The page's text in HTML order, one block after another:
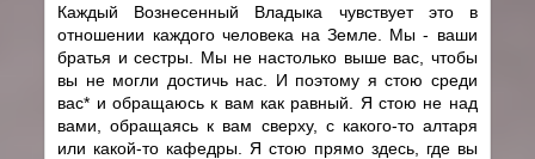
Каждый Вознесенный Владыка чувствует это в
отношении каждого человека на Земле. Мы - ваши
братья и сестры. Мы не настолько выше вас, чтобы
вы не могли достичь нас. И поэтому я стою среди
вас* и обращаюсь к вам как равный. Я стою не над
вами, обращаясь к вам сверху, с какого-то алтаря
или какой-то кафедры. Я стою прямо здесь, где вы